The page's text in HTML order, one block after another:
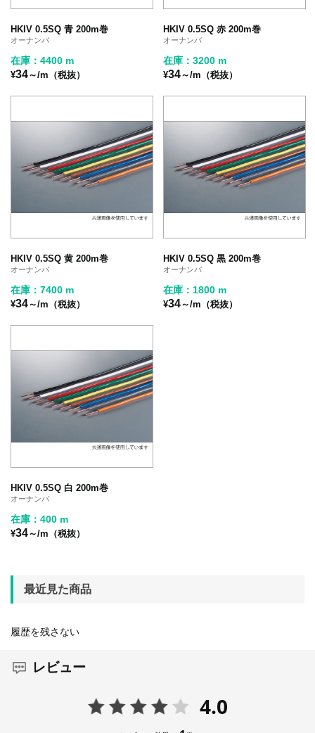
HKIV 0.5SQ 青 200m巻
オーナンバ
在庫：4400 m
¥34～/m（税抜）
HKIV 0.5SQ 赤 200m巻
オーナンバ
在庫：3200 m
¥34～/m（税抜）
HKIV 0.5SQ 黄 200m巻
オーナンバ
在庫：7400 m
¥34～/m（税抜）
HKIV 0.5SQ 黒 200m巻
オーナンバ
在庫：1800 m
¥34～/m（税抜）
HKIV 0.5SQ 白 200m巻
オーナンバ
在庫：400 m
¥34～/m（税抜）
最近見た商品
履歴を残さない
レビュー
4.0